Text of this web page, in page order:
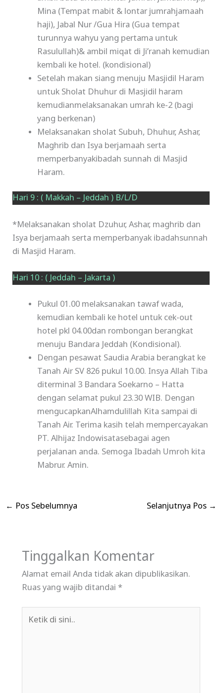
Mina (Tempat mabit & lontar jumrahjamaah
haji), Jabal Nur /Gua Hira (Gua tempat
turunnya wahyu yang pertama untuk
Rasulullah)& ambil miqat di Ji’ranah kemudian
kembali ke hotel. (kondisional)
Setelah makan siang menuju Masjidil Haram
untuk Sholat Dhuhur di Masjidil haram
kemudianmelaksanakan umrah ke-2 (bagi
yang berkenan)
Melaksanakan sholat Subuh, Dhuhur, Ashar,
Maghrib dan Isya berjamaah serta
memperbanyakibadah sunnah di Masjid
Haram.
Hari 9 : ( Makkah – Jeddah ) B/L/D
*Melaksanakan sholat Dzuhur, Ashar, maghrib dan
Isya berjamaah serta memperbanyak ibadahsunnah
di Masjid Haram.
Hari 10 : ( Jeddah – Jakarta )
Pukul 01.00 melaksanakan tawaf wada,
kemudian kembali ke hotel untuk cek-out
hotel pkl 04.00dan rombongan berangkat
menuju Bandara Jeddah (Kondisional).
Dengan pesawat Saudia Arabia berangkat ke
Tanah Air SV 826 pukul 10.00. Insya Allah Tiba
diterminal 3 Bandara Soekarno – Hatta
dengan selamat pukul 23.30 WIB. Dengan
mengucapkanAlhamdulillah Kita sampai di
Tanah Air. Terima kasih telah mempercayakan
PT. Alhijaz Indowisatasebagai agen
perjalanan anda. Semoga Ibadah Umroh kita
Mabrur. Amin.
← Pos Sebelumnya Selanjutnya Pos →
Tinggalkan Komentar
Alamat email Anda tidak akan dipublikasikan.
Ruas yang wajib ditandai *